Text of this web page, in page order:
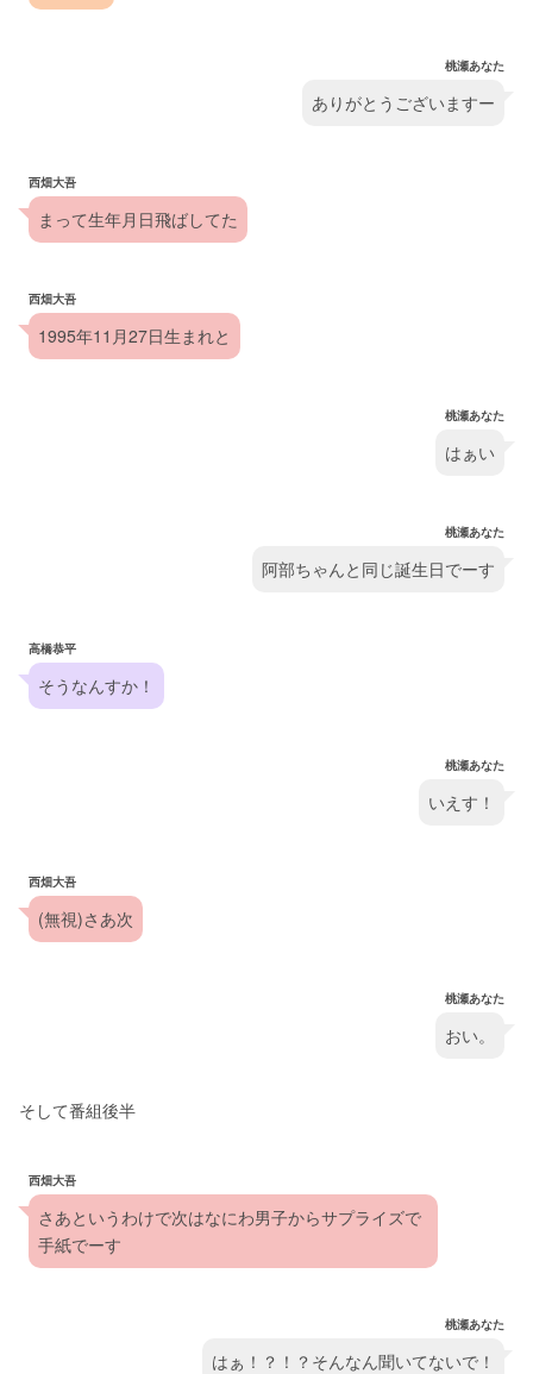
桃瀬あなた
ありがとうございますー
西畑大吾
まって生年月日飛ばしてた
西畑大吾
1995年11月27日生まれと
桃瀬あなた
はぁい
桃瀬あなた
阿部ちゃんと同じ誕生日でーす
高橋恭平
そうなんすか！
桃瀬あなた
いえす！
西畑大吾
(無視)さあ次
桃瀬あなた
おい。
そして番組後半
西畑大吾
さあというわけで次はなにわ男子からサプライズで
手紙でーす
桃瀬あなた
はぁ！？！？そんなん聞いてないで！